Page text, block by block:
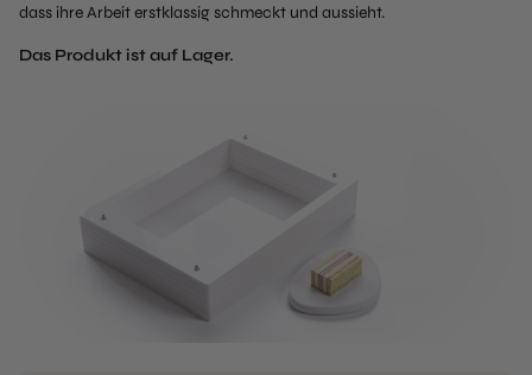
dass ihre Arbeit erstklassig schmeckt und aussieht.
Das Produkt ist auf Lager.